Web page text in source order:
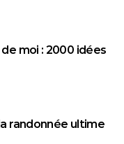
moi : 2000 idées
randonnée ultime